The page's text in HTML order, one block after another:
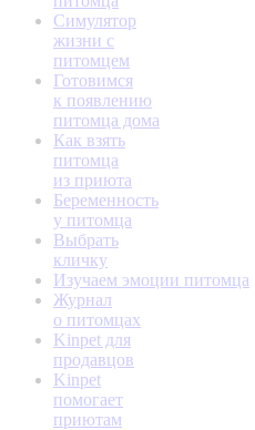
Симулятор
жизни с
питомцем
Готовимся
к появлению
питомца дома
Как взять
питомца
из приюта
Беременность
у питомца
Выбрать
кличку
Изучаем эмоции питомца
Журнал
о питомцах
Kinpet для
продавцов
Kinpet
помогает
приютам